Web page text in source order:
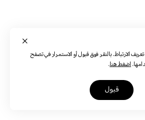
الارتباط. بالنقر فوق قبول أو الاستمرار في تصفح
اضغط هنا.
قبول